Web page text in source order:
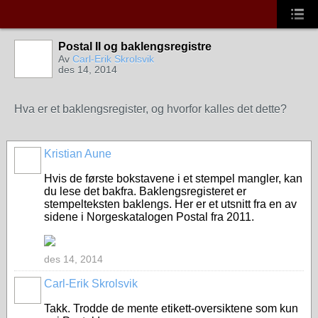
Postal II og baklengsregistre
Av Carl-Erik Skrolsvik
des 14, 2014
Hva er et baklengsregister, og hvorfor kalles det dette?
Kristian Aune
Hvis de første bokstavene i et stempel mangler, kan
du lese det bakfra. Baklengsregisteret er
stempelteksten baklengs. Her er et utsnitt fra en av
sidene i Norgeskatalogen Postal fra 2011.
des 14, 2014
Carl-Erik Skrolsvik
Takk. Trodde de mente etikett-oversiktene som kun